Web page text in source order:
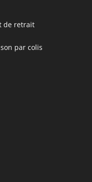
de retrait
par colis